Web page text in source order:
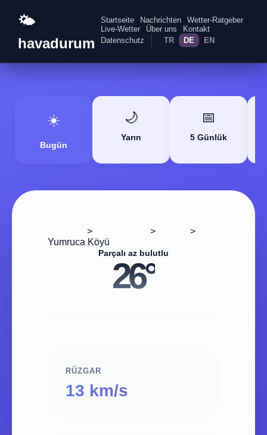
🌤️
havadurum
Startseite Nachrichten
Wetter-Ratgeber
Live-Wetter
Über uns
Kontakt
Datenschutz
TR DE EN
☀️
Bugün
🌙
Yarın
📅
5 Günlük
> >
>
Yumruca Köyü
Parçalı az bulutlu
26°
RÜZGAR
13 km/s